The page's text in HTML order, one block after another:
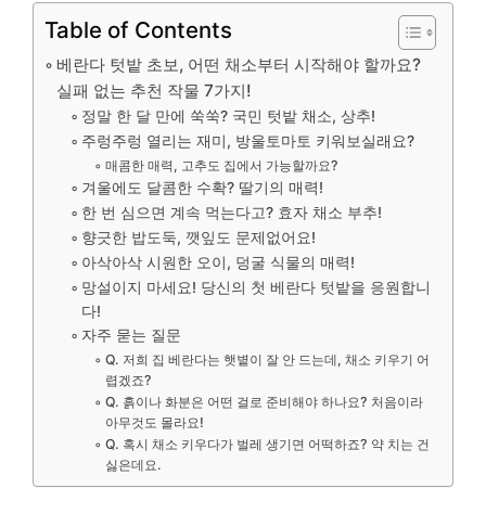
Table of Contents
베란다 텃밭 초보, 어떤 채소부터 시작해야 할까요?
실패 없는 추천 작물 7가지!
정말 한 달 만에 쑥쑥? 국민 텃밭 채소, 상추!
주렁주렁 열리는 재미, 방울토마토 키워보실래요?
매콤한 매력, 고추도 집에서 가능할까요?
겨울에도 달콤한 수확? 딸기의 매력!
한 번 심으면 계속 먹는다고? 효자 채소 부추!
향긋한 밥도둑, 깻잎도 문제없어요!
아삭아삭 시원한 오이, 덩굴 식물의 매력!
망설이지 마세요! 당신의 첫 베란다 텃밭을 응원합니
다!
자주 묻는 질문
Q. 저희 집 베란다는 햇볕이 잘 안 드는데, 채소 키우기 어
렵겠죠?
Q. 흙이나 화분은 어떤 걸로 준비해야 하나요? 처음이라
아무것도 몰라요!
Q. 혹시 채소 키우다가 벌레 생기면 어떡하죠? 약 치는 건
싫은데요.